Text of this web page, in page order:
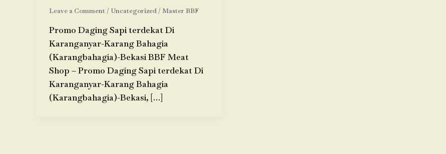
Leave a Comment / Uncategorized/ Master BBF
Promo Daging Sapi terdekat Di
Karanganyar-Karang Bahagia
(Karangbahagia)-Bekasi BBF Meat
Shop – Promo Daging Sapi terdekat Di
Karanganyar-Karang Bahagia
(Karangbahagia)-Bekasi, […]